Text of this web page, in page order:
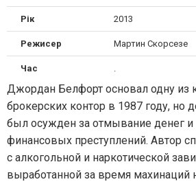
Рік 2013
Режисер Мартин Скорсезе
Час
Джордан Белфорт основал одну из
брокерских контор в 1987 году, но
был осужден за отмывание денег и
финансовых преступлений. Автор
с алкогольной и наркотической
выработанной за время махинаций